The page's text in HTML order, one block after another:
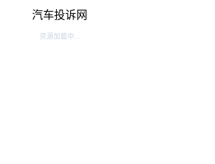
汽车投诉网
资源加载中...